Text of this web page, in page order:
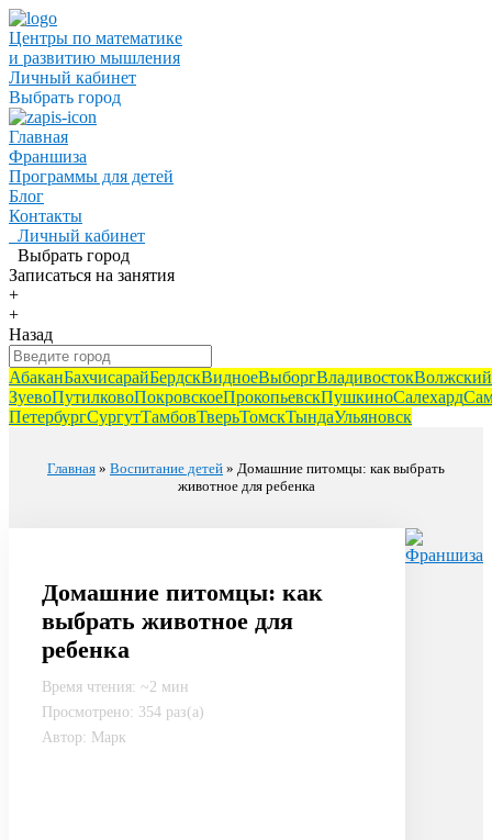
Центры по математике
и развитию мышления
Личный кабинет
Выбрать город
Главная
Франшиза
Программы для детей
Блог
Контакты
Личный кабинет
Выбрать город
Записаться на занятия
+
+
Назад
АбаканБахчисарайБердскВидноеВыборгВладивостокВолжский
ЗуевоПутилковоПокровскоеПрокопьевскПушкиноСалехард
ПетербургСургутТамбовТверьТомскТындаУльяновск
Главная » Воспитание детей » Домашние питомцы: как выбрать
животное для ребенка
Домашние питомцы: как
выбрать животное для
ребенка
Время чтения: ~2 мин
Просмотрено: 354 раз(а)
Автор: Марк